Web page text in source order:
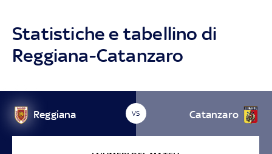
Statistiche e tabellino di
Reggiana-Catanzaro
Reggiana VS Catanzaro